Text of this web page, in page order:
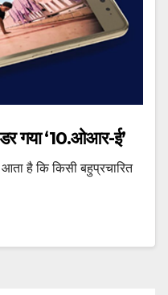
गया ‘10.ओआर-ई’
है कि किसी बहुप्रचारित